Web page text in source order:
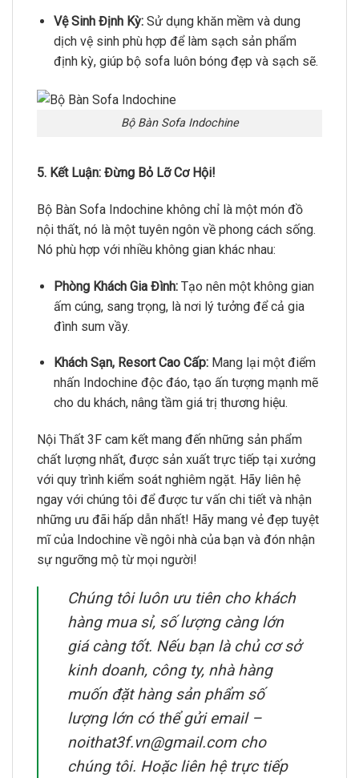
Vệ Sinh Định Kỳ:Sử dụng khăn mềm và dung
dịch vệ sinh phù hợp để làm sạch sản phẩm
định kỳ,giúp bộ sofa luôn bóng đẹp và sạch sẽ.
Bộ Bàn Sofa Indochine
5. Kết Luận: Đừng Bỏ Lỡ Cơ Hội!
Bộ Bàn Sofa Indochine không chỉ là một món đồ
nội thất, nó là một tuyên ngôn về phong cách sống.
Nó phù hợp với nhiều không gian khác nhau:
Phòng Khách Gia Đình:Tạo nên một không gian
ấm cúng,sang trọng,là nơi lý tưởng để cả gia
đình sum vầy.
Khách Sạn, Resort Cao Cấp:Mang lại một điểm
nhấn Indochine độc đáo,tạo ấn tượng mạnh mẽ
cho du khách,nâng tầm giá trị thương hiệu.
Nội Thất 3F cam kết mang đến những sản phẩm
chất lượng nhất, được sản xuất trực tiếp tại xưởng
với quy trình kiểm soát nghiêm ngặt. Hãy liên hệ
ngay với chúng tôi để được tư vấn chi tiết và nhận
những ưu đãi hấp dẫn nhất! Hãy mang vẻ đẹp tuyệt
mĩ của Indochine về ngôi nhà của bạn và đón nhận
sự ngưỡng mộ từ mọi người!
Chúng tôi luôn ưu tiên cho khách
hàng mua sỉ, số lượng càng lớn
giá càng tốt. Nếu bạn là chủ cơ sở
kinh doanh, công ty, nhà hàng
muốn đặt hàng sản phẩm số
lượng lớn có thể gửi email –
noithat3f.vn@gmail.com cho
chúng tôi. Hoặc liên hệ trực tiếp